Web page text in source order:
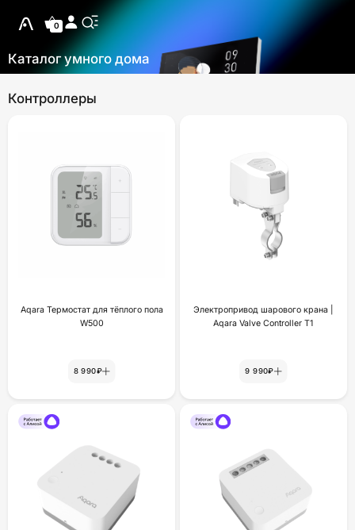
0
Каталог умного дома
Контроллеры
Aqara Термостат для тёплого пола
W500
8 990₽
Электропривод шарового крана |
Aqara Valve Controller T1
9 990₽